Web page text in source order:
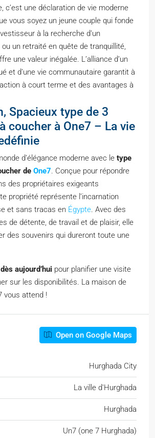
c’est une déclaration de vie moderne
vous soyez un jeune couple qui fonde
à la recherche d’un
un retraité en quête de tranquillité,
une valeur inégalée. L’alliance d’un
et d’une vie communautaire garantit à
à court terme et des avantages à
Spacieux type de 3
coucher à One7 – La vie
d’élégance moderne avec le type
de One7. Conçue pour répondre
des propriétaires exigeants
propriété représente l’incarnation
et sans tracas en Égypte. Avec des
de détente, de travail et de plaisir, elle
des souvenirs qui dureront toute une
aujourd’hui pour planifier une visite
sur les disponibilités. La maison de
vous attend !
Open on Google Maps
Hurghada City
La ville d'Hurghada
Hurghada
Un7 (one 7 Hurghada)